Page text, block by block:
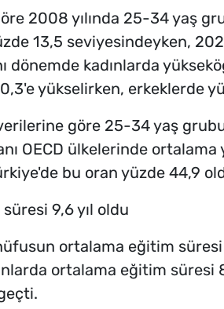
2008 yılında 25-34 yaş
13,5 seviyesindeyken,
dönemde kadınlarda
yükselirken, erkeklerde
göre 25-34 yaş
OECD ülkelerinde
bu oran yüzde 44,9
9,6 yıl oldu
ortalama eğitim süresi
ortalama eğitim süresi